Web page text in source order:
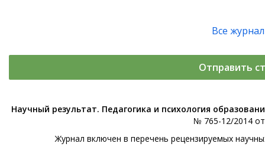
Все
Отправить
Научный результат. Педагогика и психология
№ 765-12/2014
Журнал включен в перечень рецензируемых